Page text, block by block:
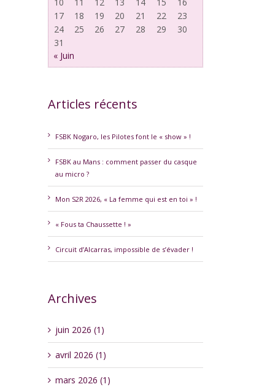
17
18 19 20 21 22
23
24
25 26 27 28 29
30
31
« Juin
Articles récents
FSBK Nogaro, les Pilotes font le « show » !
FSBK au Mans : comment passer du casque
au micro ?
Mon S2R 2026, « La femme qui est en toi » !
« Fous ta Chaussette ! »
Circuit d’Alcarras, impossible de s’évader !
Archives
juin 2026 (1)
avril 2026 (1)
mars 2026 (1)